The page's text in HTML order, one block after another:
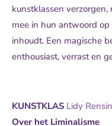
kunstklassen
mee in hun antwoord
inhoudt. Een magische
enthousiast, verrast en
KUNSTKLAS Lidy
Over het Liminalisme